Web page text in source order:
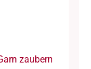
zaubern